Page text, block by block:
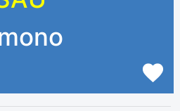
favorite